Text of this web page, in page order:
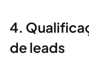
4.
de leads